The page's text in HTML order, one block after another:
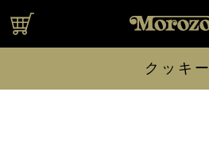
クッキー